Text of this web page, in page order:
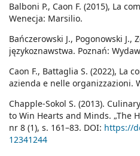
Balboni P., Caon F. (2015), La
Wenecja: Marsilio.
Bańczerowski J., Pogonowski J.,
językoznawstwa. Poznań:
Caon F., Battaglia S. (2022), La
azienda e nelle organizzazioni.
Chapple-Sokol S. (2013).
to Win Hearts and Minds. „The
nr 8 (1), s. 161–83. DOI: https://
12341244